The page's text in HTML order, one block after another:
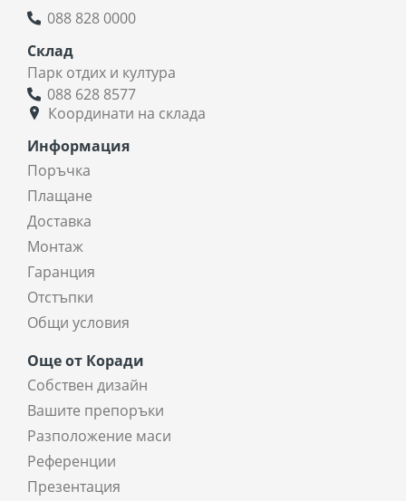
088 828 0000
Склад
Парк отдих и култура
088 628 8577
Координати на склада
Информация
Поръчка
Плащане
Доставка
Монтаж
Гаранция
Отстъпки
Общи условия
Още от Коради
Собствен дизайн
Вашите препоръки
Разположение маси
Референции
Презентация